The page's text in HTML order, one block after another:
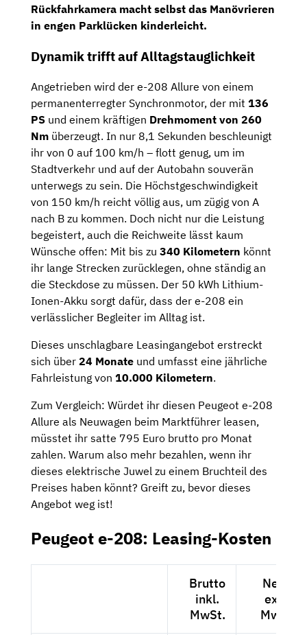
Rückfahrkamera macht selbst das Manövrieren
in engen Parklücken kinderleicht.
Dynamik trifft auf Alltagstauglichkeit
Angetrieben wird der e-208 Allure von einem
permanenterregter Synchronmotor, der mit 136
PS und einem kräftigen Drehmoment von 260
Nm überzeugt. In nur 8,1 Sekunden beschleunigt
ihr von 0 auf 100 km/h – flott genug, um im
Stadtverkehr und auf der Autobahn souverän
unterwegs zu sein. Die Höchstgeschwindigkeit
von 150 km/h reicht völlig aus, um zügig von A
nach B zu kommen. Doch nicht nur die Leistung
begeistert, auch die Reichweite lässt kaum
Wünsche offen: Mit bis zu 340 Kilometern könnt
ihr lange Strecken zurücklegen, ohne ständig an
die Steckdose zu müssen. Der 50 kWh Lithium-
Ionen-Akku sorgt dafür, dass der e-208 ein
verlässlicher Begleiter im Alltag ist.
Dieses unschlagbare Leasingangebot erstreckt
sich über 24 Monate und umfasst eine jährliche
Fahrleistung von 10.000 Kilometern.
Zum Vergleich: Würdet ihr diesen Peugeot e-208
Allure als Neuwagen beim Marktführer leasen,
müsstet ihr satte 795 Euro brutto pro Monat
zahlen. Warum also mehr bezahlen, wenn ihr
dieses elektrische Juwel zu einem Bruchteil des
Preises haben könnt? Greift zu, bevor dieses
Angebot weg ist!
Peugeot e-208: Leasing-Kosten
Brutto
inkl.
MwSt.
Netto
exkl.
MwSt.